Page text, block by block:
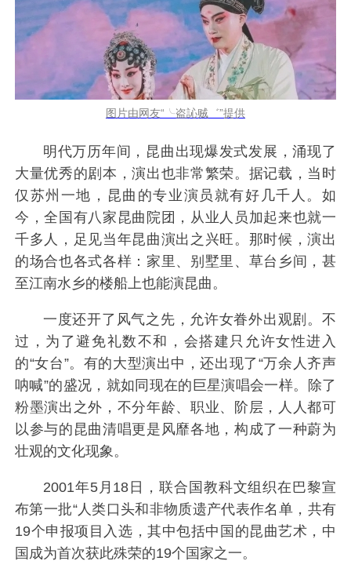
图片由网友“╰盗訫贼゛”提供
明代万历年间，昆曲出现爆发式发展，涌现了
大量优秀的剧本，演出也非常繁荣。据记载，当时
仅苏州一地，昆曲的专业演员就有好几千人。如
今，全国有八家昆曲院团，从业人员加起来也就一
千多人，足见当年昆曲演出之兴旺。那时候，演出
的场合也各式各样：家里、别墅里、草台乡间，甚
至江南水乡的楼船上也能演昆曲。
一度还开了风气之先，允许女眷外出观剧。不
过，为了避免礼数不和，会搭建只允许女性进入
的“女台”。有的大型演出中，还出现了“万余人齐声
呐喊”的盛况，就如同现在的巨星演唱会一样。除了
粉墨演出之外，不分年龄、职业、阶层，人人都可
以参与的昆曲清唱更是风靡各地，构成了一种蔚为
壮观的文化现象。
2001年5月18日，联合国教科文组织在巴黎宣
布第一批“人类口头和非物质遗产代表作名单，共有
19个申报项目入选，其中包括中国的昆曲艺术，中
国成为首次获此殊荣的19个国家之一。